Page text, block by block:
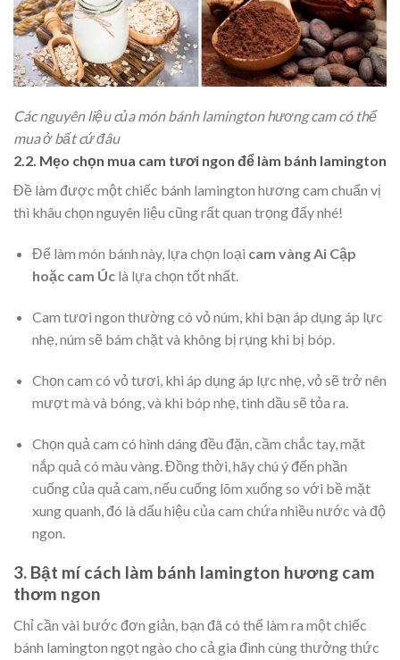
Các nguyên liệu của món bánh lamington hương cam có thể
mua ở bất cứ đâu
2.2. Mẹo chọn mua cam tươi ngon để làm bánh lamington
Đề làm được một chiếc bánh lamington hương cam chuẩn vị
thì khâu chọn nguyên liệu cũng rất quan trọng đấy nhé!
Để làm món bánh này, lựa chọn loại cam vàng Ai Cập
hoặc cam Úclà lựa chọn tốt nhất.
Cam tươi ngon thường có vỏ núm, khi bạn áp dụng áp lực
nhẹ, núm sẽ bám chặt và không bị rụng khi bị bóp.
Chọn cam có vỏ tươi, khi áp dụng áp lực nhẹ, vỏ sẽ trở nên
mượt mà và bóng, và khi bóp nhẹ, tinh dầu sẽ tỏa ra.
Chọn quả cam có hình dáng đều đặn, cầm chắc tay, mặt
nắp quả có màu vàng. Đồng thời, hãy chú ý đến phần
cuống của quả cam, nếu cuống lõm xuống so với bề mặt
xung quanh, đó là dấu hiệu của cam chứa nhiều nước và độ
ngon.
3. Bật mí cách làm bánh lamington hương cam
thơm ngon
Chỉ cần vài bước đơn giản, bạn đã có thể làm ra một chiếc
bánh lamington ngọt ngào cho cả gia đình cùng thưởng thức